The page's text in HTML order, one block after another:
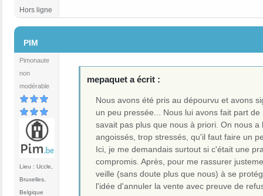
Hors ligne
PIM
Pimonaute
non
modérable
Lieu : Uccle,
Bruxelles,
Belgique
mepaquet a écrit :
Nous avons été pris au dépourvu et avons
un peu pressée... Nous lui avons fait part
savait pas plus que nous à priori. On nous
angoissés, trop stressés, qu'il faut faire un
Ici, je me demandais surtout si c'était une
compromis. Après, pour me rassurer
veille (sans doute plus que nous) à se
l'idée d'annuler la vente avec preuve de